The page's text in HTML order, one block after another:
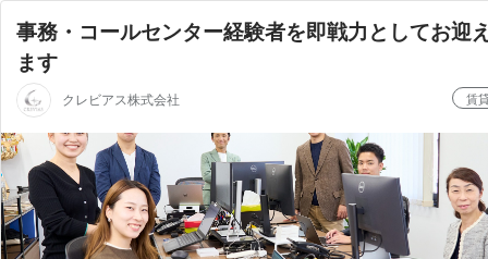
事務・コールセンター経験者を即戦力としてお迎
ます
クレビアス株式会社 賃